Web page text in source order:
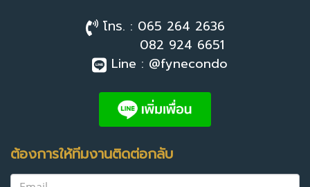
โทร. : 065 264 2636
082 924 6651
Line : @fynecondo
ต้องการให้ทีมงานติดต่อกลับ